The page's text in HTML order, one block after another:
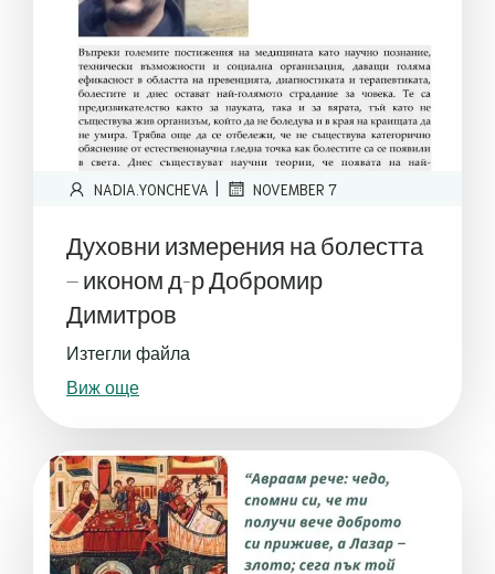
NADIA.YONCHEVA | NOVEMBER 7
Духовни измерения на болестта
– иконом д-р Добромир
Димитров
Изтегли файла
Виж още